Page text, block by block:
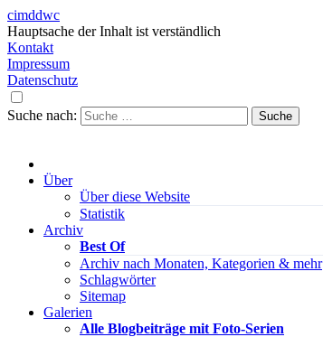
cimddwc
Hauptsache der Inhalt ist verständlich
Kontakt
Impressum
Datenschutz
Suche nach:
Über
Über diese Website
Statistik
Archiv
Best Of
Archiv nach Monaten, Kategorien & mehr
Schlagwörter
Sitemap
Galerien
Alle Blogbeiträge mit Foto-Serien